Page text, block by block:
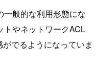
般的な利用形態にな
トやネットワークACL
でるようになっていま